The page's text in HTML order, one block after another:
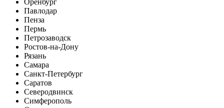
Оренбург
Павлодар
Пенза
Пермь
Петрозаводск
Ростов-на-Дону
Рязань
Самара
Санкт-Петербург
Саратов
Северодвинск
Симферополь